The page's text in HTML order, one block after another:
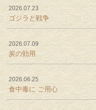
2026.07.23
ゴジラと戦争
2026.07.09
炭の効用
2026.06.25
食中毒に ご用心